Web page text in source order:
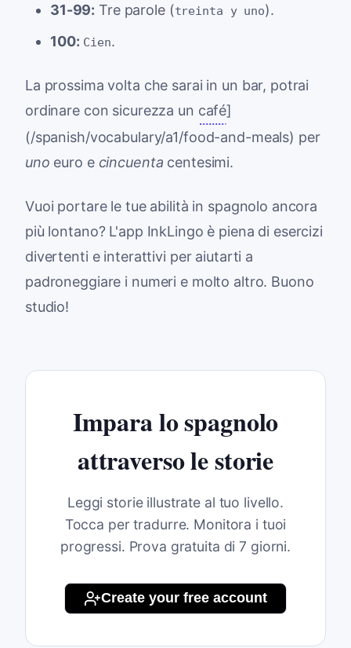
31-99: Tre parole (treinta y uno).
100: Cien.
La prossima volta che sarai in un bar, potrai
ordinare con sicurezza un café]
(/spanish/vocabulary/a1/food-and-meals) per
uno euro e cincuenta centesimi.
Vuoi portare le tue abilità in spagnolo ancora
più lontano? L'app InkLingo è piena di esercizi
divertenti e interattivi per aiutarti a
padroneggiare i numeri e molto altro. Buono
studio!
Impara lo spagnolo
attraverso le storie
Leggi storie illustrate al tuo livello.
Tocca per tradurre. Monitora i tuoi
progressi. Prova gratuita di 7 giorni.
Create your free account